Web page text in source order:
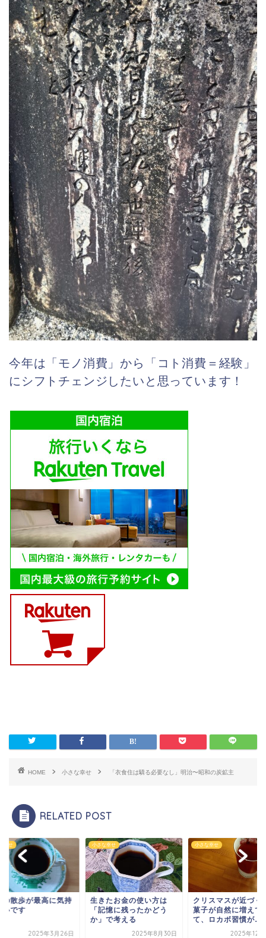
今年は「モノ消費」から「コト消費＝経験」
にシフトチェンジしたいと思っています！
HOME 小さな幸せ 「衣食住は驕る必要なし」明治〜昭和の炭鉱主
RELATED POST
幸せ
たお金の使い方は
憶に残ったかどう
2025年8月30日
小さな幸せ
クリスマスが近づくとお
菓子が自然に増えてき
て、ロカボ習慣が……
2025年12月23日
小さな幸せ
お昼の散歩が最高に
ちいいです
2025年3